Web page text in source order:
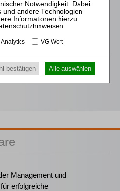
Management und
erfolgreiche
.
VG Wort
bestätigen Alle auswählen